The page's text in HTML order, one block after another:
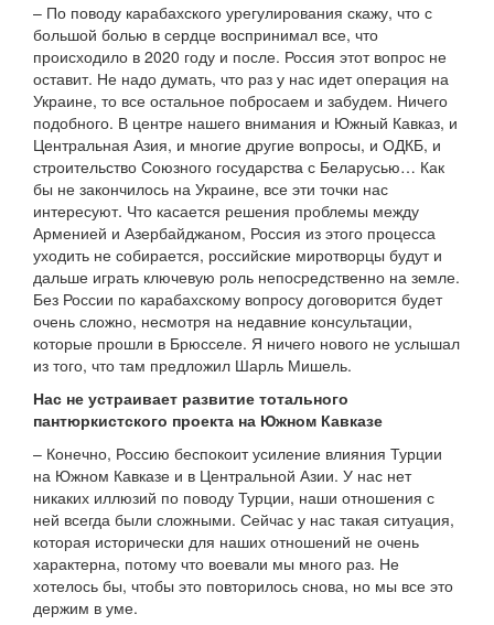
– По поводу карабахского урегулирования скажу, что с
большой болью в сердце воспринимал все, что
происходило в 2020 году и после. Россия этот вопрос не
оставит. Не надо думать, что раз у нас идет операция на
Украине, то все остальное побросаем и забудем. Ничего
подобного. В центре нашего внимания и Южный Кавказ, и
Центральная Азия, и многие другие вопросы, и ОДКБ, и
строительство Союзного государства с Беларусью… Как
бы не закончилось на Украине, все эти точки нас
интересуют. Что касается решения проблемы между
Арменией и Азербайджаном, Россия из этого процесса
уходить не собирается, российские миротворцы будут и
дальше играть ключевую роль непосредственно на земле.
Без России по карабахскому вопросу договорится будет
очень сложно, несмотря на недавние консультации,
которые прошли в Брюсселе. Я ничего нового не услышал
из того, что там предложил Шарль Мишель.
Нас не устраивает развитие тотального
пантюркистского проекта на Южном Кавказе
– Конечно, Россию беспокоит усиление влияния Турции
на Южном Кавказе и в Центральной Азии. У нас нет
никаких иллюзий по поводу Турции, наши отношения с
ней всегда были сложными. Сейчас у нас такая ситуация,
которая исторически для наших отношений не очень
характерна, потому что воевали мы много раз. Не
хотелось бы, чтобы это повторилось снова, но мы все это
держим в уме.